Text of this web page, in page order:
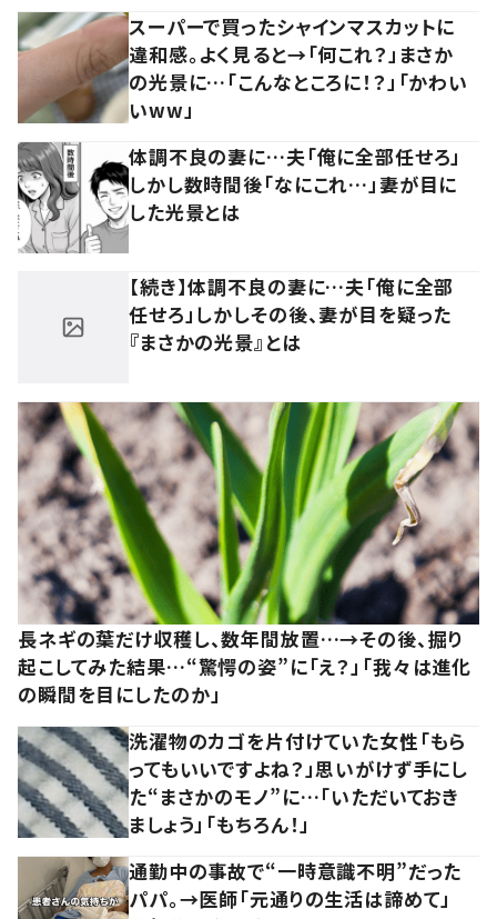
スーパーで買ったシャインマスカットに
違和感。よく見ると→「何これ？」まさか
の光景に…「こんなところに！？」「かわい
いww」
体調不良の妻に…夫「俺に全部任せろ」
しかし数時間後「なにこれ…」妻が目に
した光景とは
【続き】体調不良の妻に…夫「俺に全部
任せろ」しかしその後、妻が目を疑った
『まさかの光景』とは
長ネギの葉だけ収穫し、数年間放置…→その後、掘り
起こしてみた結果…“驚愕の姿”に「え？」「我々は進化
の瞬間を目にしたのか」
洗濯物のカゴを片付けていた女性「もら
ってもいいですよね？」思いがけず手にし
た“まさかのモノ”に…「いただいておき
ましょう」「もちろん！」
通勤中の事故で“一時意識不明”だった
パパ。→医師「元通りの生活は諦めて」